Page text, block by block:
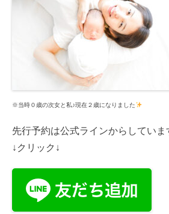
※当時０歳の次女と私♪現在２歳になりました
先行予約は公式ラインからしていま
↓クリック↓